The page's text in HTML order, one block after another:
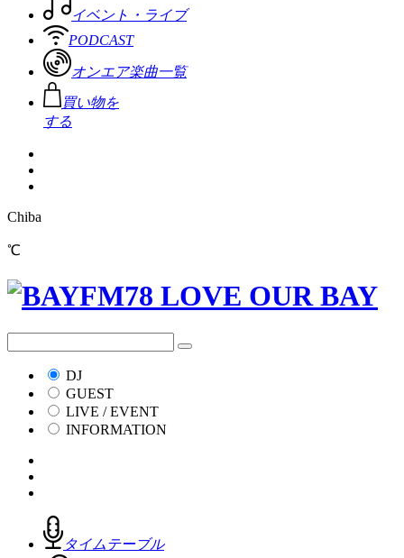
イベント・ライブ
PODCAST
オンエア楽曲一覧
買い物を
する
Chiba
℃
DJ
GUEST
LIVE / EVENT
INFORMATION
タイムテーブル